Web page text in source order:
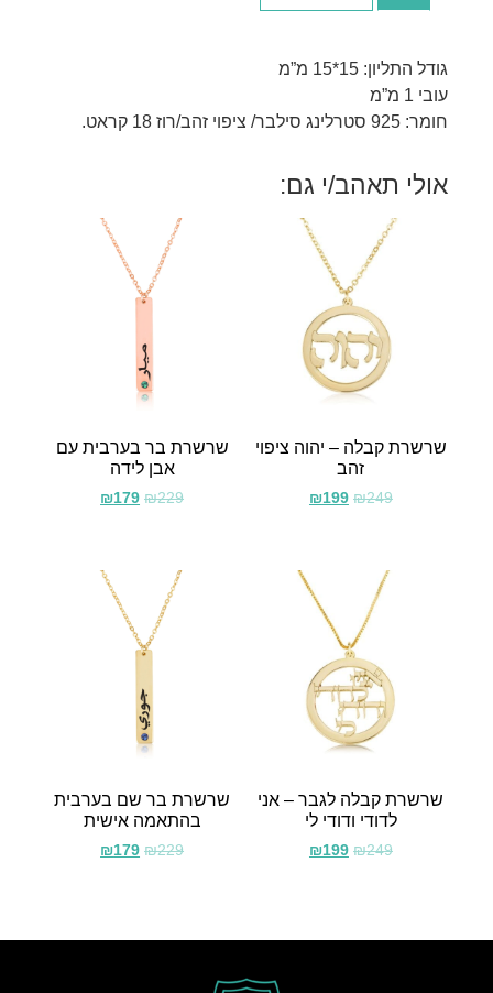
גודל התליון: 15*15 מ”מ
עובי 1 מ”מ
חומר: 925 סטרלינג סילבר/ ציפוי זהב/רוז 18 קראט.
אולי תאהב/י גם:
שרשרת קבלה – יהוה ציפוי
זהב
₪249
₪199
שרשרת בר בערבית עם
אבן לידה
₪229
₪179
שרשרת קבלה לגבר – אני
לדודי ודודי לי
₪249
₪199
שרשרת בר שם בערבית
בהתאמה אישית
₪229
₪179